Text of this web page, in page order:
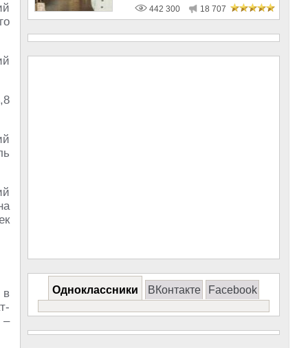
в
–
442 300 18 707
Одноклассники ВКонтакте Facebook